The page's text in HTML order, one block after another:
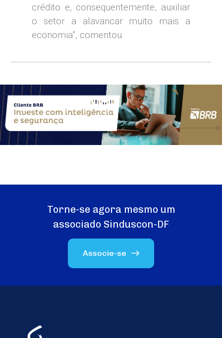
crédito e, consequentemente, auxiliar
o setor a alavancar muito mais a
economia”, comentou.
Torne-se agora mesmo um
associado Sinduscon-DF
Associe-se